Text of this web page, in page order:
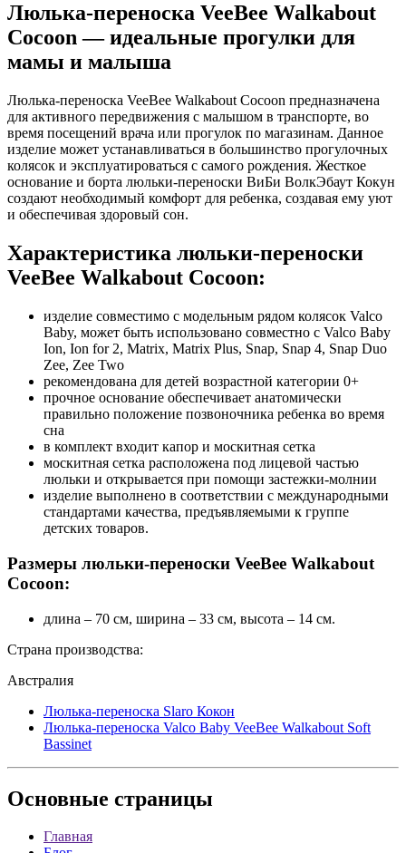
Люлька-переноска VeeBee Walkabout
Cocoon — идеальные прогулки для
мамы и малыша
Люлька-переноска VeeBee Walkabout Cocoon предназначена
для активного передвижения с малышом в транспорте, во
время посещений врача или прогулок по магазинам. Данное
изделие может устанавливаться в большинство прогулочных
колясок и эксплуатироваться с самого рождения. Жесткое
основание и борта люльки-переноски ВиБи ВолкЭбаут Кокун
создают необходимый комфорт для ребенка, создавая ему уют
и обеспечивая здоровый сон.
Характеристика люльки-переноски
VeeBee Walkabout Cocoon:
изделие совместимо с модельным рядом колясок Valco
Baby, может быть использовано совместно с Valco Baby
Ion, Ion for 2, Matrix, Matrix Plus, Snap, Snap 4, Snap Duo
Zee, Zee Two
рекомендована для детей возрастной категории 0+
прочное основание обеспечивает анатомически
правильно положение позвоночника ребенка во время
сна
в комплект входит капор и москитная сетка
москитная сетка расположена под лицевой частью
люльки и открывается при помощи застежки-молнии
изделие выполнено в соответствии с международными
стандартами качества, предъявляемыми к группе
детских товаров.
Размеры люльки-переноски VeeBee Walkabout
Cocoon:
длина – 70 см, ширина – 33 см, высота – 14 см.
Страна производства:
Австралия
Люлька-переноска Slaro Кокон
Люлька-переноска Valco Baby VeeBee Walkabout Soft
Bassinet
Основные страницы
Главная